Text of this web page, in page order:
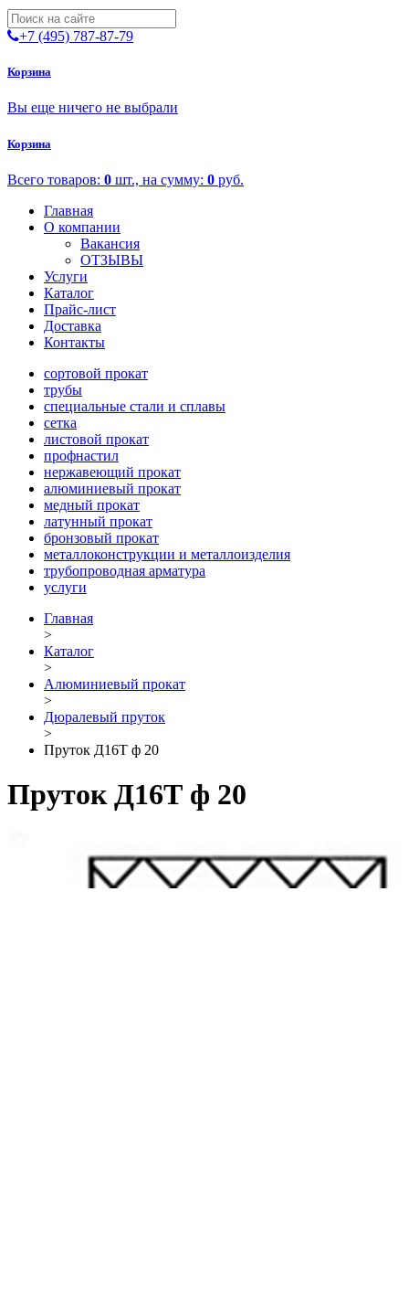
+7 (495) 787-87-79
Корзина
Вы еще ничего не выбрали
Корзина
Всего товаров: 0 шт., на сумму: 0 руб.
Главная
О компании
Вакансия
ОТЗЫВЫ
Услуги
Каталог
Прайс-лист
Доставка
Контакты
сортовой прокат
трубы
специальные стали и сплавы
сетка
листовой прокат
профнастил
нержавеющий прокат
алюминиевый прокат
медный прокат
латунный прокат
бронзовый прокат
металлоконструкции и металлоизделия
трубопроводная арматура
услуги
Главная
>
Каталог
>
Алюминиевый прокат
>
Дюралевый пруток
>
Пруток Д16Т ф 20
Пруток Д16Т ф 20